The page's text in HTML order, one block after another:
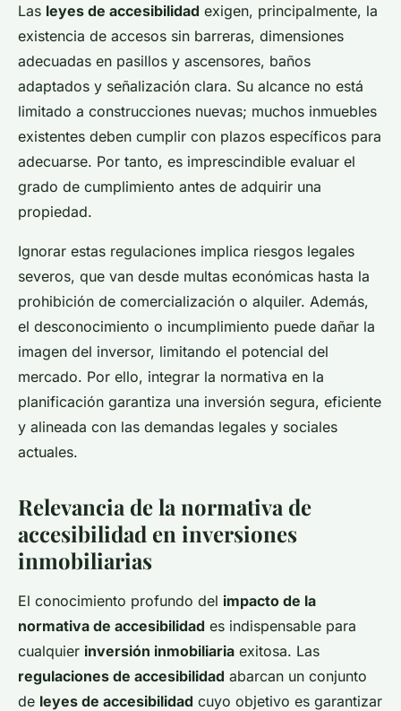
Las leyes de accesibilidad exigen, principalmente, la
existencia de accesos sin barreras, dimensiones
adecuadas en pasillos y ascensores, baños
adaptados y señalización clara. Su alcance no está
limitado a construcciones nuevas; muchos inmuebles
existentes deben cumplir con plazos específicos para
adecuarse. Por tanto, es imprescindible evaluar el
grado de cumplimiento antes de adquirir una
propiedad.
Ignorar estas regulaciones implica riesgos legales
severos, que van desde multas económicas hasta la
prohibición de comercialización o alquiler. Además,
el desconocimiento o incumplimiento puede dañar la
imagen del inversor, limitando el potencial del
mercado. Por ello, integrar la normativa en la
planificación garantiza una inversión segura, eficiente
y alineada con las demandas legales y sociales
actuales.
Relevancia de la normativa de
accesibilidad en inversiones
inmobiliarias
El conocimiento profundo del impacto de la
normativa de accesibilidad es indispensable para
cualquier inversión inmobiliaria exitosa. Las
regulaciones de accesibilidad abarcan un conjunto
de leyes de accesibilidad cuyo objetivo es garantizar